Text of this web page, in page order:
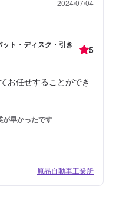
2024/07/04
ト・ディスク・引き
5
お任せすることができ
が早かったです
原品自動車工業所